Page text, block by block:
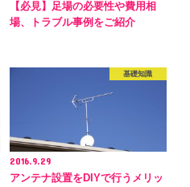
【必見】足場の必要性や費用相
場、トラブル事例をご紹介
基礎知識
2016.9.29
アンテナ設置をDIYで行うメリッ